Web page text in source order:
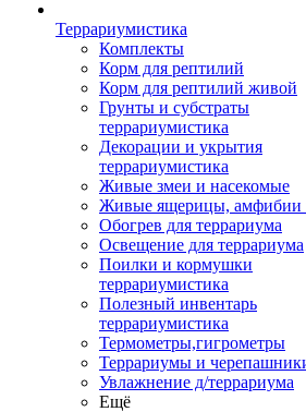
Террариумистика
Комплекты
Корм для рептилий
Корм для рептилий живой
Грунты и субстраты
террариумистика
Декорации и укрытия
террариумистика
Живые змеи и насекомые
Живые ящерицы, амфибии
Обогрев для террариума
Освещение для террариума
Поилки и кормушки
террариумистика
Полезный инвентарь
террариумистика
Термометры,гигрометры
Террариумы и
Увлажнение д/террариума
Ещё